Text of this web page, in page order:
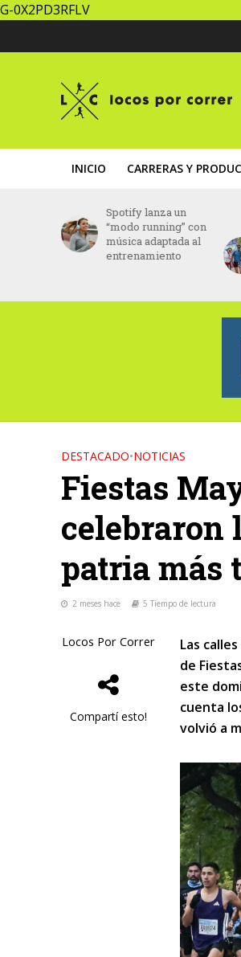
G-0X2PD3RFLV
INICIO CARRERAS Y
Corredores sin
dorsal: tres
empresas crearán
un registro para
Aires
DESTACADO•NOTICIAS
Fiestas
celebraron
patria más
2 meses hace 5 Tiempo de lectura
Locos Por Correr
Compartí esto!
Las
de
este
cuenta
volvió a